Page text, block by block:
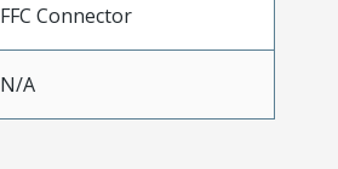
FFC Connector
N/A